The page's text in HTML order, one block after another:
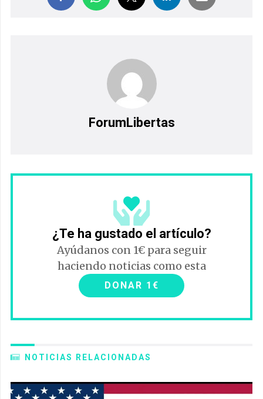
ForumLibertas
¿Te ha gustado el artículo?
Ayúdanos con 1€ para seguir
haciendo noticias como esta
DONAR 1€
NOTICIAS RELACIONADAS